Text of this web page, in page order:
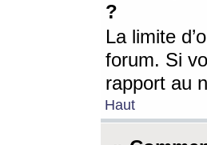
?
La limite
forum. Si
rapport au
Haut